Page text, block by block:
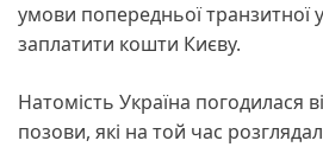
умови попередньої транзитної
заплатити кошти Києву.
Натомість Україна погодилася
позови, які на той час